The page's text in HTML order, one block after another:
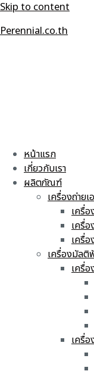
Skip to content
Perennial.co.th
หน้าแรก
เกี่ยวกับเรา
ผลิตภัณฑ์
เครื่องถ่ายเ
เครื่อ
เครื่
เครื่
เครื่องมัลติ
เครื่
เครื่